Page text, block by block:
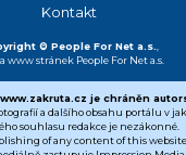
© People For Net a.s.
www stránek People For Net a.s.
Kontakt
je chráněn
a dalšího obsahu portálu v
souhlasu redakce je nezákonné.
of any content of this